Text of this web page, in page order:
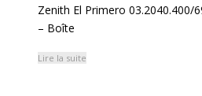
Zenith El Primero 03.2040.400/
– Boîte
Lire la suite